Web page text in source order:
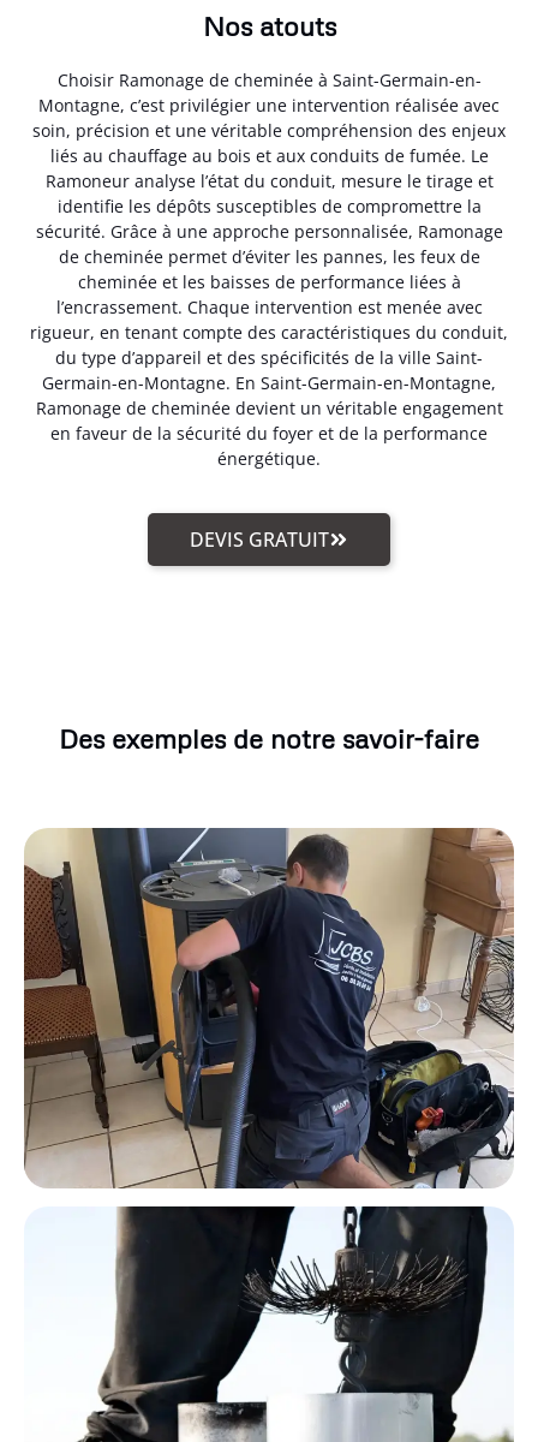
Nos atouts
Choisir Ramonage de cheminée à Saint-Germain-en-
Montagne, c’est privilégier une intervention réalisée avec
soin, précision et une véritable compréhension des enjeux
liés au chauffage au bois et aux conduits de fumée. Le
Ramoneur analyse l’état du conduit, mesure le tirage et
identifie les dépôts susceptibles de compromettre la
sécurité. Grâce à une approche personnalisée, Ramonage
de cheminée permet d’éviter les pannes, les feux de
cheminée et les baisses de performance liées à
l’encrassement. Chaque intervention est menée avec
rigueur, en tenant compte des caractéristiques du conduit,
du type d’appareil et des spécificités de la ville Saint-
Germain-en-Montagne. En Saint-Germain-en-Montagne,
Ramonage de cheminée devient un véritable engagement
en faveur de la sécurité du foyer et de la performance
énergétique.
DEVIS GRATUIT
Des exemples de notre savoir-faire